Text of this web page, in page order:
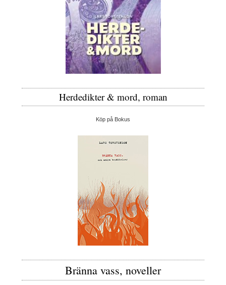
Herdedikter & mord, roman
Köp på Bokus
Bränna vass, noveller